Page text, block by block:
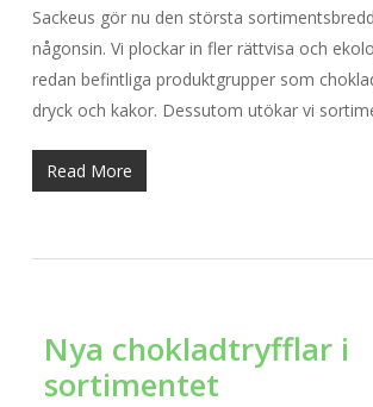
Sackeus gör nu den största
någonsin. Vi plockar in fler rättvisa och
redan befintliga produktgrupper som
dryck och kakor. Dessutom utökar vi
Read More
Nya chokladtryfflar i
sortimentet